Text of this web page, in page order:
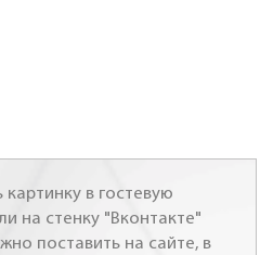
в гостевую
на стенку "Вконтакте"
поставить на сайте, в